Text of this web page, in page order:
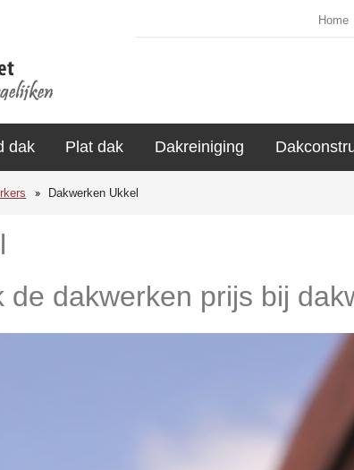
Home
dak Plat dak Dakreiniging
Dakwerken Ukkel
de dakwerken prijs bij